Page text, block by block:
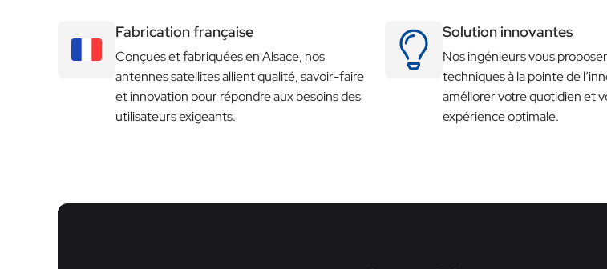
Fabrication française
Conçues et fabriquées en Alsace, nos
antennes satellites allient qualité, savoir-faire
et innovation pour répondre aux besoins des
utilisateurs exigeants.
Solution innovantes
Nos ingénieurs vous
techniques à la pointe de
améliorer votre quotidien et
expérience optimale.